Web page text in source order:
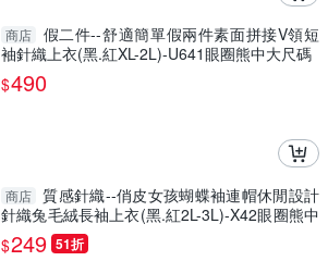
商店
假二件--舒適簡單假兩件素面拼接V領短
袖針織上衣(黑.紅XL-2L)-U641眼圈熊中大尺碼
$490
商店 質感針織--俏皮女孩蝴蝶袖連帽休閒設計
針織兔毛絨長袖上衣(黑.紅2L-3L)-X42眼圈熊中
大尺碼
$249 51折